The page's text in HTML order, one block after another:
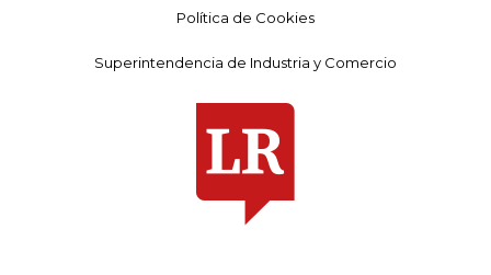
Política de Cookies
Superintendencia de Industria y Comercio